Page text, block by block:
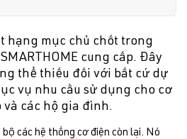
hạng mục chủ chốt trong
cung cấp. Đây
thể thiếu đối với bất cứ dự
vụ nhu cầu sử dụng cho cơ
các hộ gia đình.
các hệ thống cơ điện còn lại. Nó